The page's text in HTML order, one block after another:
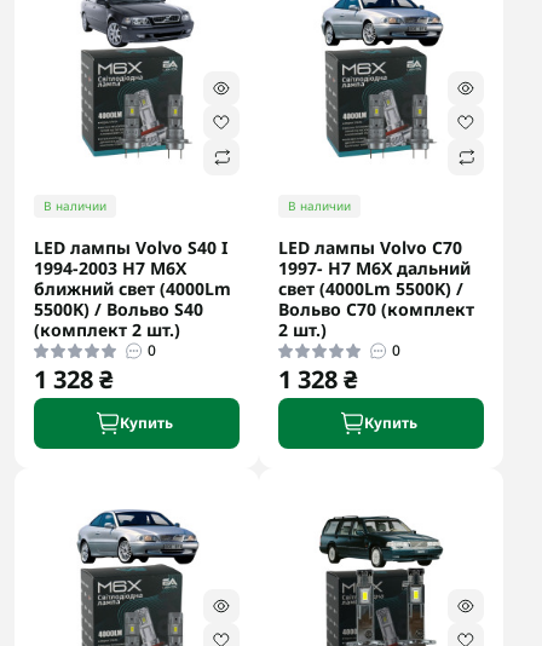
В наличии
LED лампы Volvo S40 I
1994-2003 H7 M6X
ближний свет (4000Lm
5500K) / Вольво S40
(комплект 2 шт.)
0
1 328 ₴
Купить
В наличии
LED лампы Volvo C70
1997- H7 M6X дальний
свет (4000Lm 5500K) /
Вольво C70 (комплект
2 шт.)
0
1 328 ₴
Купить